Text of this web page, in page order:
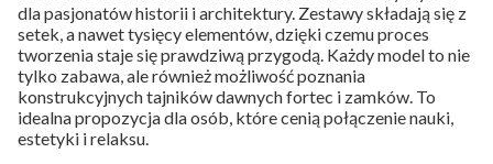
dla pasjonatów historii i architektury. Zestawy składają się z
setek, a nawet tysięcy elementów, dzięki czemu proces
tworzenia staje się prawdziwą przygodą. Każdy model to nie
tylko zabawa, ale również możliwość poznania
konstrukcyjnych tajników dawnych fortec i zamków. To
idealna propozycja dla osób, które cenią połączenie nauki,
estetyki i relaksu.